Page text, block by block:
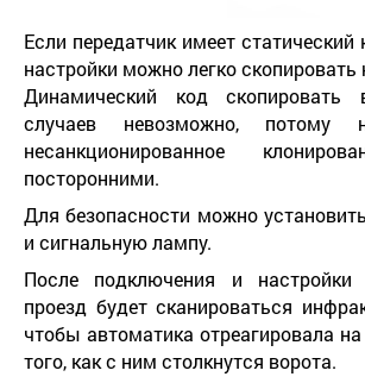
Если передатчик имеет статический
настройки можно легко скопировать
Динамический код скопировать
случаев невозможно, потому
несанкционированное
посторонними.
Для безопасности можно
и сигнальную лампу.
После подключения и настройки
проезд будет сканироваться
чтобы автоматика отреагировала
того, как с ним столкнутся ворота.